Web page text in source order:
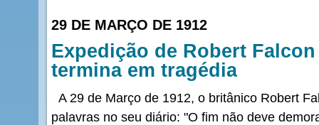
29 DE MARÇO DE 1912
Expedição de Robert
termina em tragédia
A 29 de Março de 1912, o britânico Robert
palavras no seu diário: "O fim não deve